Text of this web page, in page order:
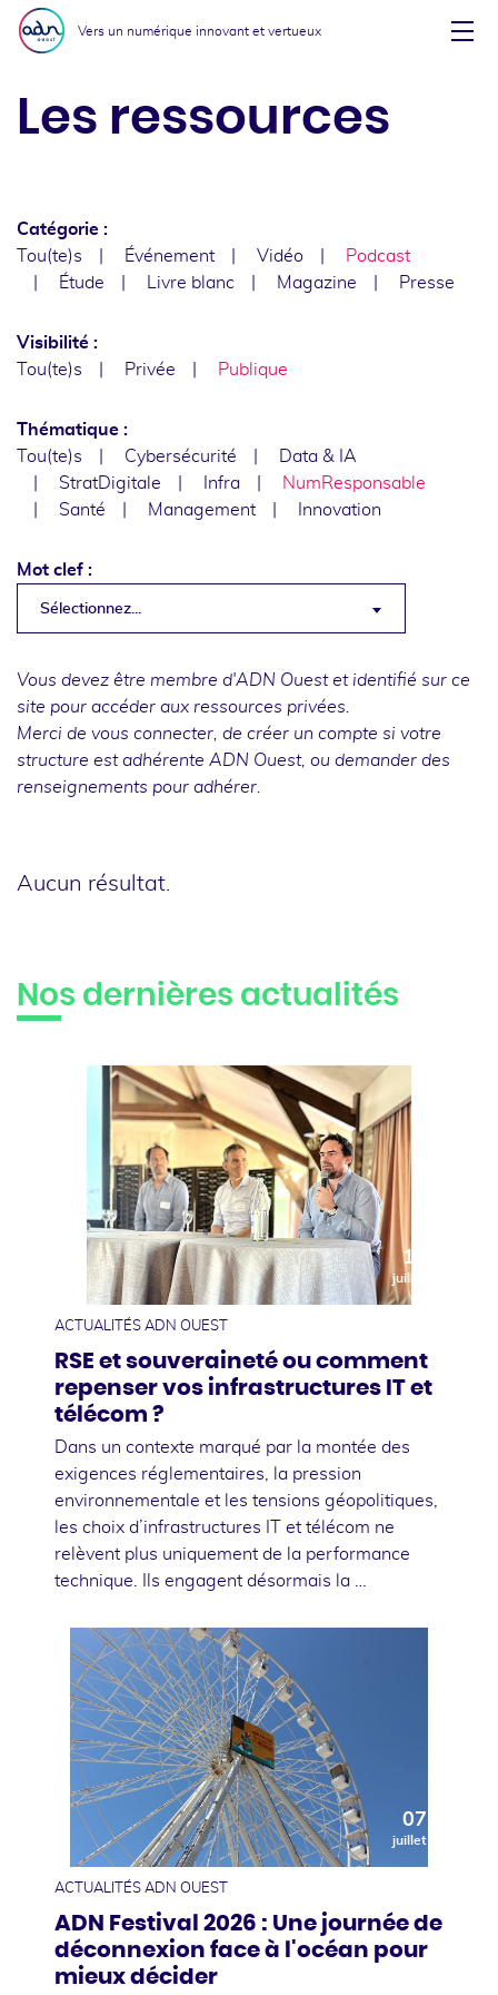
Aller au menu
Aller au contenu
Vers un numérique innovant et vertueux
Les ressources
Catégorie :
Tou(te)s
Événement Vidéo
Podcast
Étude
Livre blanc Magazine Presse
Visibilité :
Tou(te)s
Privée Publique
Thématique :
Tou(te)s
Cybersécurité
Data & IA
StratDigitale
Infra
NumResponsable
Santé
Management Innovation
Mot clef :
Sélectionnez...
Vous devez être membre d'ADN Ouest et identifié sur ce
site pour accéder aux ressources privées.
Merci de vous connecter , de créer un compte si votre
structure est adhérente ADN Ouest, ou demander des
renseignements pour adhérer.
Aucun résultat.
Nos dernières actualités
10
juillet
ACTUALITÉS ADN OUEST
RSE et souveraineté ou comment
repenser vos infrastructures IT et
télécom ?
Dans un contexte marqué par la montée des
exigences réglementaires, la pression
environnementale et les tensions géopolitiques,
les choix d’infrastructures IT et télécom ne
relèvent plus uniquement de la performance
technique. Ils engagent désormais la …
07
juillet
ACTUALITÉS ADN OUEST
ADN Festival 2026 : Une journée de
déconnexion face à l'océan pour
mieux décider